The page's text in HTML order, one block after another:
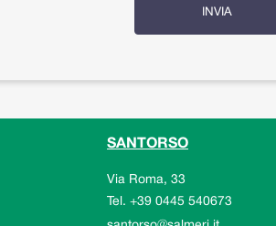
SANTORSO
Via Roma, 33
Tel. +39 0445 540673